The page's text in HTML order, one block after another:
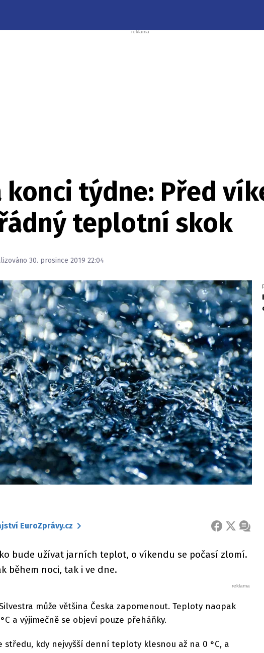
konci týdne: Před
teplotní skok
30. prosince 2019 22:04
EuroZprávy.cz FACEBOOK
X
bude užívat jarních teplot, o víkendu se počasí zlomí.
během noci, tak i ve dne.
může většina Česka zapomenout. Teploty naopak
a výjimečně se objeví pouze přeháňky.
středu, kdy nejvyšší denní teploty klesnou až na 0 °C, a